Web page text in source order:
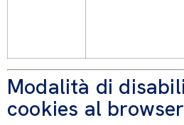
Modalità di
cookies al browser